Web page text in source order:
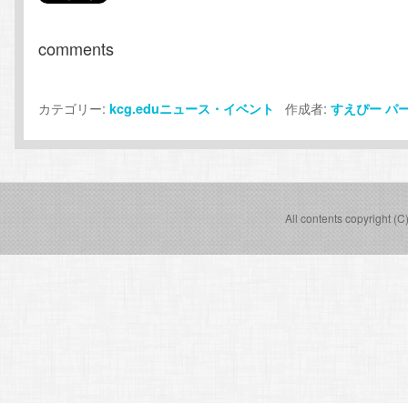
comments
カテゴリー:kcg.eduニュース・イベント 作成者:すえぴー パ
All contents copyright